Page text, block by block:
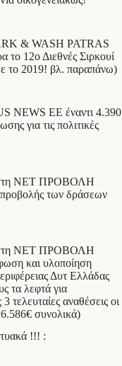
& WASH PATRAS
το 12ο Διεθνές Σιρκουί
το 2019! βλ. παραπάνω)
NEWS EE έναντι 4.390
για τις πολιτικές
στη ΝΕΤ ΠΡΟΒΟΛΗ
των δράσεων
στη ΝΕΤ ΠΡΟΒΟΛΗ
και υλοποίηση
Δυτ Ελλάδας
τα λεφτά για
τελευταίες αναθέσεις οι
συνολικά)
!!! :